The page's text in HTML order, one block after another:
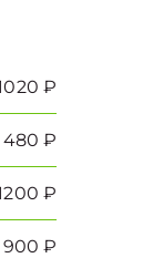
₽
480 ₽
₽
900 ₽